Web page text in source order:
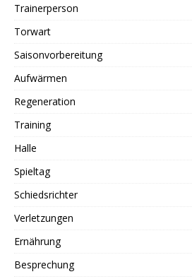
Trainerperson
Torwart
Saisonvorbereitung
Aufwärmen
Regeneration
Training
Halle
Spieltag
Schiedsrichter
Verletzungen
Ernährung
Besprechung